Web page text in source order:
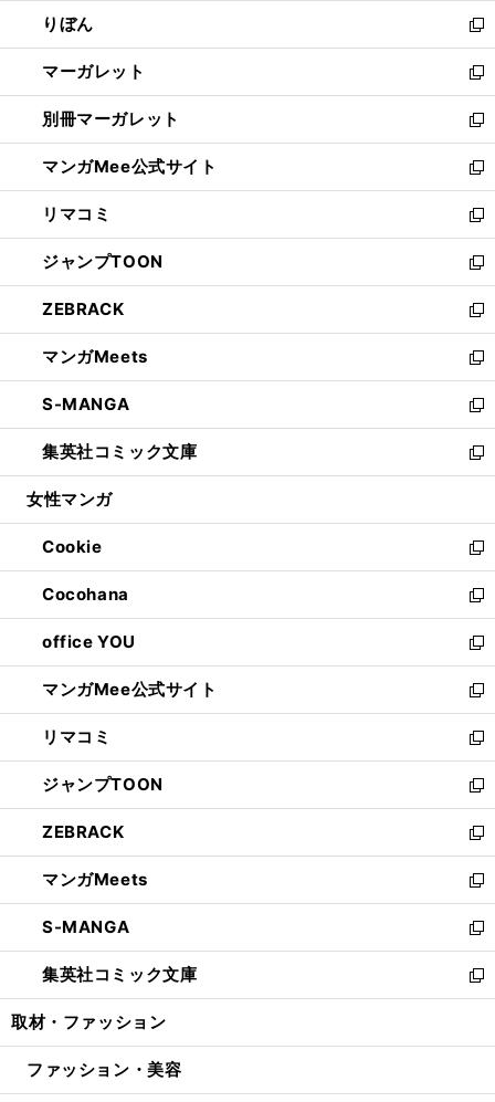
く
で
開
く
ド
ウ
で
開
く
ィ
ン
ド
ウ
で
開
く
りぼん
新
し
い
ウ
ィ
ン
ド
ウ
で
開
く
マーガレット
新
し
い
ウ
ィ
ン
ド
ウ
で
開
く
別冊マーガレット
新
し
い
ウ
ィ
ン
ド
ウ
で
開
く
マンガMee公式サイト
新
し
い
ウ
ィ
ン
ド
ウ
で
開
く
リマコミ
新
し
い
ウ
ィ
ン
ド
ウ
で
開
く
ジャンプTOON
新
し
い
ウ
ィ
ン
ド
ウ
で
開
ZEBRACK
新
し
い
ウ
ィ
ン
ド
ウ
開
く
マンガMeets
新
し
い
ウ
ィ
ン
ウ
で
開
く
S-MANGA
新
し
い
ウ
ン
ド
ウ
で
開
く
集英社コミック文庫
新
し
ウ
ィ
ン
ド
ウ
で
開
く
女性マンガ
Cookie
新
し
い
ウ
ィ
ン
ド
ウ
で
開
く
Cocohana
新
し
い
ウ
ィ
ン
ド
ウ
で
開
く
office YOU
新
し
い
ウ
ィ
ン
ド
ウ
で
開
く
マンガMee公式サイト
新
し
い
ウ
ィ
ン
ド
ウ
で
開
く
リマコミ
新
し
い
ウ
ィ
ン
ド
ウ
で
開
く
ジャンプTOON
新
し
い
ウ
ィ
ン
ド
ウ
で
開
ZEBRACK
新
し
い
ウ
ィ
ン
ド
ウ
開
マンガMeets
新
し
い
ウ
ィ
ン
ウ
開
S-MANGA
新
し
い
ウ
ン
ウ
集英社コミック文庫
新
し
ウ
ン
取材・ファッション
ファッション・美容